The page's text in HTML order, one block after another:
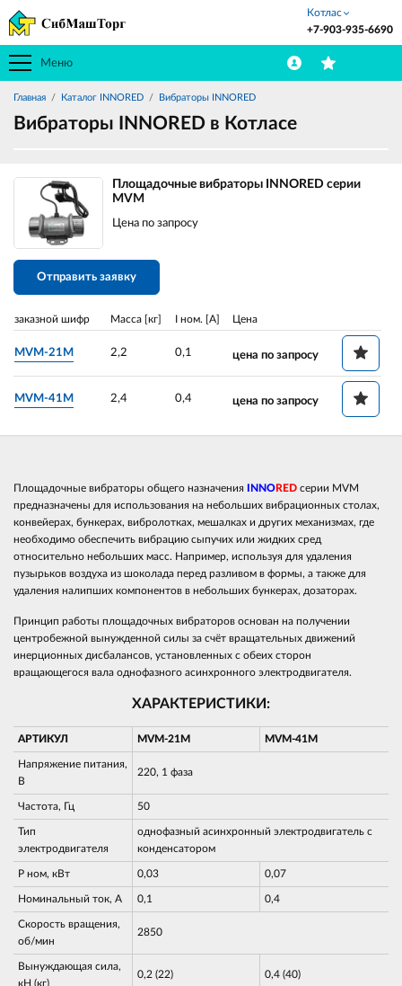
Меню
Котлас
+7-903-935-6690
Главная Каталог INNORED Вибраторы INNORED
Вибраторы INNORED в Котласе
Площадочные вибраторы INNORED серии
MVM
Цена по запросу
Отправить заявку
заказной шифр Масса [кг] I ном. [A] Цена
MVM-21M 2,2 0,1 цена по запросу
MVM-41M 2,4 0,4 цена по запросу
Площадочные вибраторы общего назначения INNORED серии MVM
предназначены для использования на небольших вибрационных столах,
конвейерах, бункерах, вибролотках, мешалках и других механизмах, где
необходимо обеспечить вибрацию сыпучих или жидких сред
относительно небольших масс. Например, используя для удаления
пузырьков воздуха из шоколада перед разливом в формы, а также для
удаления налипших компонентов в небольших бункерах, дозаторах.
Принцип работы площадочных вибраторов основан на получении
центробежной вынужденной силы за счёт вращательных движений
инерционных дисбалансов, установленных с обеих сторон
вращающегося вала однофазного асинхронного электродвигателя.
ХАРАКТЕРИСТИКИ:
АРТИКУЛ MVM-21M MVM-41M
Напряжение питания,
В
220, 1 фаза
Частота, Гц 50
Тип
электродвигателя
однофазный асинхронный электродвигатель с
конденсатором
Р ном, кВт 0,03 0,07
Номинальный ток, А 0,1 0,4
Скорость вращения,
об/мин
2850
Вынуждающая сила,
кН (кг)
0,2 (22) 0,4 (40)